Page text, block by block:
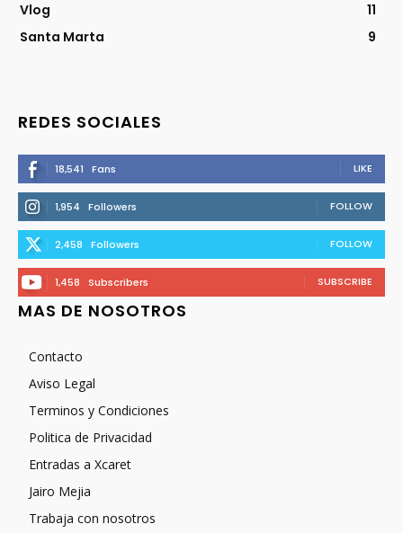
Vlog
11
Santa Marta
9
REDES SOCIALES
18,541 Fans LIKE
1,954 Followers FOLLOW
2,458 Followers FOLLOW
1,458 Subscribers SUBSCRIBE
MAS DE NOSOTROS
Contacto
Aviso Legal
Terminos y Condiciones
Politica de Privacidad
Entradas a Xcaret
Jairo Mejia
Trabaja con nosotros